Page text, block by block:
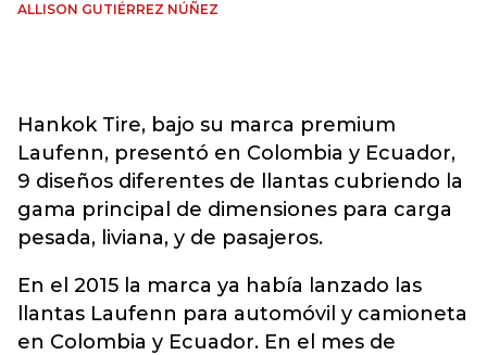
ALLISON GUTIÉRREZ NÚÑEZ
Hankok Tire, bajo su marca premium
Laufenn, presentó en Colombia y Ecuador,
9 diseños diferentes de llantas cubriendo la
gama principal de dimensiones para carga
pesada, liviana, y de pasajeros.
En el 2015 la marca ya había lanzado las
llantas Laufenn para automóvil y camioneta
en Colombia y Ecuador. En el mes de